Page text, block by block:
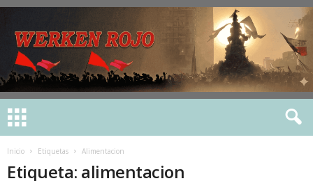
Inicio Etiquetas Alimentacion
Etiqueta: alimentacion